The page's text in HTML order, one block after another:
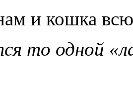
и кошка
то одной